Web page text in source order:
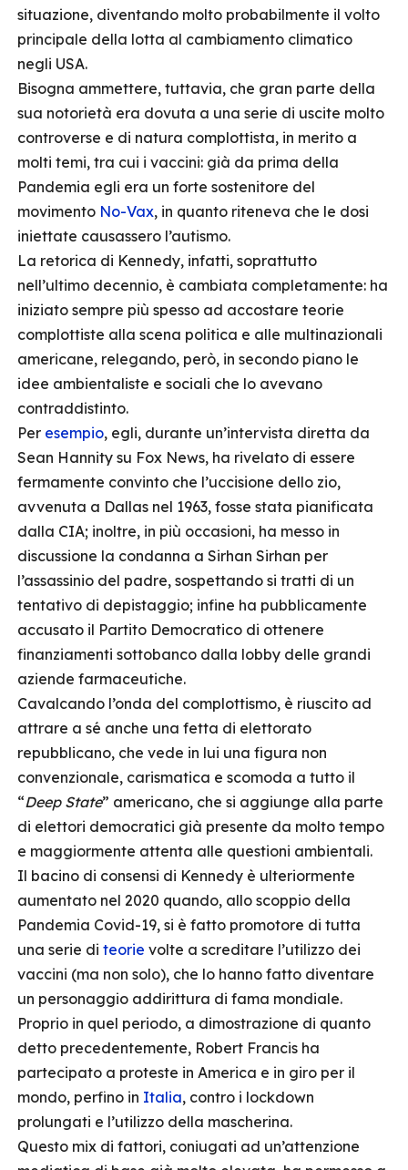
situazione, diventando molto probabilmente il volto
principale della lotta al cambiamento climatico
negli USA.
Bisogna ammettere, tuttavia, che gran parte della
sua notorietà era dovuta a una serie di uscite molto
controverse e di natura complottista, in merito a
molti temi, tra cui i vaccini: già da prima della
Pandemia egli era un forte sostenitore del
movimento No-Vax, in quanto riteneva che le dosi
iniettate causassero l’autismo.
La retorica di Kennedy, infatti, soprattutto
nell’ultimo decennio, è cambiata completamente: ha
iniziato sempre più spesso ad accostare teorie
complottiste alla scena politica e alle multinazionali
americane, relegando, però, in secondo piano le
idee ambientaliste e sociali che lo avevano
contraddistinto.
Per esempio, egli, durante un’intervista diretta da
Sean Hannity su Fox News, ha rivelato di essere
fermamente convinto che l’uccisione dello zio,
avvenuta a Dallas nel 1963, fosse stata pianificata
dalla CIA; inoltre, in più occasioni, ha messo in
discussione la condanna a Sirhan Sirhan per
l’assassinio del padre, sospettando si tratti di un
tentativo di depistaggio; infine ha pubblicamente
accusato il Partito Democratico di ottenere
finanziamenti sottobanco dalla lobby delle grandi
aziende farmaceutiche.
Cavalcando l’onda del complottismo, è riuscito ad
attrare a sé anche una fetta di elettorato
repubblicano, che vede in lui una figura non
convenzionale, carismatica e scomoda a tutto il
“Deep State” americano, che si aggiunge alla parte
di elettori democratici già presente da molto tempo
e maggiormente attenta alle questioni ambientali.
Il bacino di consensi di Kennedy è ulteriormente
aumentato nel 2020 quando, allo scoppio della
Pandemia Covid-19, si è fatto promotore di tutta
una serie di teorie volte a screditare l’utilizzo dei
vaccini (ma non solo), che lo hanno fatto diventare
un personaggio addirittura di fama mondiale.
Proprio in quel periodo, a dimostrazione di quanto
detto precedentemente, Robert Francis ha
partecipato a proteste in America e in giro per il
mondo, perfino in Italia, contro i lockdown
prolungati e l’utilizzo della mascherina.
Questo mix di fattori, coniugati ad un’attenzione